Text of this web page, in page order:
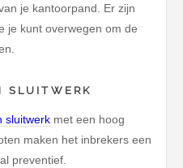
je kantoorpand. Er zijn
je kunt overwegen om de
SLUITWERK
sluitwerk met een hoog
maken het inbrekers een
preventief.